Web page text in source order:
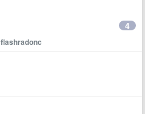
flashradonc
4